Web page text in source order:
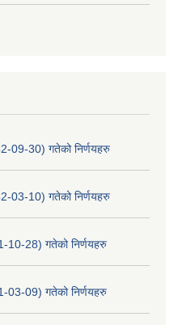
09-30) गतेको निर्णयहरु
03-10) गतेको निर्णयहरु
10-28) गतेको निर्णयहरु
03-09) गतेको निर्णयहरु